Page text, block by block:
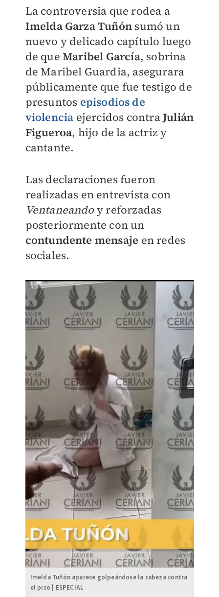
La controversia que rodea a
Imelda Garza Tuñón sumó un
nuevo y delicado capítulo luego
de que Maribel García, sobrina
de Maribel Guardia, asegurara
públicamente que fue testigo de
presuntos episodios de
violencia ejercidos contraJulián
Figueroa, hijo de la actriz y
cantante.
Las declaraciones fueron
realizadas en entrevista con
Ventaneandoy reforzadas
posteriormente con un
contundente mensaje en redes
sociales.
Imelda Tuñón aparece golpeándose la cabeza contra
el piso | ESPECIAL